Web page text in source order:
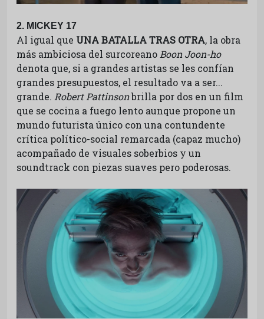
2. MICKEY 17
Al igual que UNA BATALLA TRAS OTRA, la obra
más ambiciosa del surcoreano Boon Joon-ho
denota que, si a grandes artistas se les confían
grandes presupuestos, el resultado va a ser...
grande. Robert Pattinsonbrilla por dos en un film
que se cocina a fuego lento aunque propone un
mundo futurista único con una contundente
crítica político-social remarcada (capaz mucho)
acompañado de visuales soberbios y un
soundtrack con piezas suaves pero poderosas.